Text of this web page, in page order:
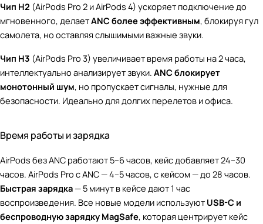
Чип H2 (AirPods Pro 2 и AirPods 4) ускоряет подключение до
мгновенного, делаетANC более эффективным, блокируя гул
самолета, но оставляя слышимыми важные звуки.
Чип H3 (AirPods Pro 3) увеличивает время работы на 2 часа,
интеллектуально анализирует звуки. ANC блокирует
монотонный шум, но пропускает сигналы, нужные для
безопасности. Идеально для долгих перелетов и офиса.
Время работы и зарядка
AirPods без ANC работают 5–6 часов, кейс добавляет 24–30
часов. AirPods Pro с ANC — 4–5 часов, с кейсом — до 28 часов.
Быстрая зарядка— 5 минут в кейсе дают 1 час
воспроизведения. Все новые модели используют USB-C и
беспроводную зарядку MagSafe, которая центрирует кейс